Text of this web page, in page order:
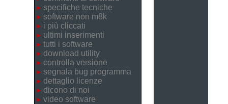
specifiche tecniche
software non m8k
i più cliccati
ultimi inserimenti
tutti i software
download utility
controlla versione
segnala bug programma
dettaglio licenze
dicono di noi
video software